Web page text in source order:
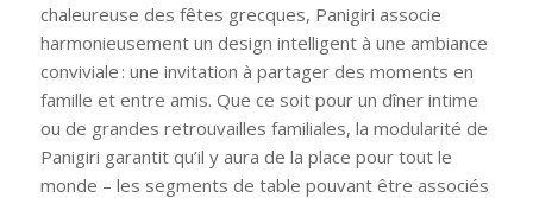
chaleureuse des fêtes grecques, Panigiri associe
harmonieusement un design intelligent à une ambiance
conviviale : une invitation à partager des moments en
famille et entre amis. Que ce soit pour un dîner intime
ou de grandes retrouvailles familiales, la modularité de
Panigiri garantit qu’il y aura de la place pour tout le
monde – les segments de table pouvant être associés